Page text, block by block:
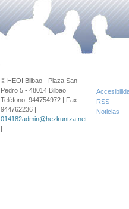
© HEOI Bilbao - Plaza San
Pedro 5 - 48014 Bilbao
Teléfono: 944754972 | Fax:
944762236 |
014182admin@hezkuntza.net
|
RSS
Noticias